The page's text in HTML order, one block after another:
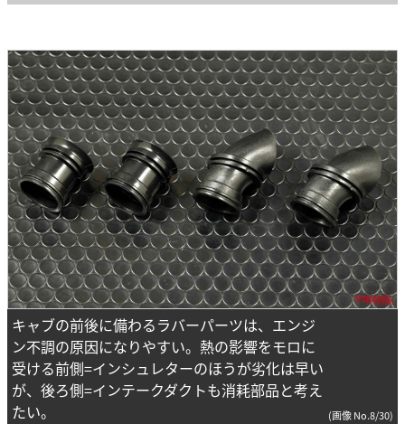
キャブの前後に備わるラバーパーツは、エンジ
ン不調の原因になりやすい。熱の影響をモロに
受ける前側=インシュレターのほうが劣化は早い
が、後ろ側=インテークダクトも消耗部品と考え
たい。
(画像 No.8/30)